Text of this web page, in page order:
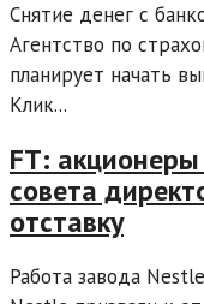
Снятие денег с
Агентство по
планирует начать
Клик...
FT:
совета
отставку
Работа завода